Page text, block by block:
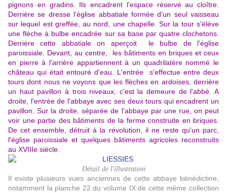
pignons en gradins. Ils encadrent l'espace réservé au cloître.
Derrière se dresse l'église abbatiale formée d'un seul vaisseau
sur lequel est greffée, au nord, une chapelle. Sur la tour s'élève
une flèche à bulbe encadrée sur sa base par quatre clochetons.
Derrière cette abbatiale on aperçoit le bulbe de l'église
paroissiale. Devant, au centre, les bâtiments en briques et ceux
en pierre à l'arrière appartiennent à un quadrilatère nommé le
château qui était entouré d'eau. L'entrée s'effectue entre deux
tours dont nous ne voyons que les flèches en ardoises, derrière
un haut pavillon à trois niveaux, c'est la demeure de l'abbé. A
droite, l'entrée de l'abbaye avec ses deux tours qui encadrent un
pavillon. Sur la droite, séparée de l'abbaye par une rue, on peut
voir une partie des bâtiments de la ferme construite en briques.
De cet ensemble, détruit à la révolution, il ne reste qu'un parc,
l'église paroissiale et quelques bâtiments agricoles reconstruits
au XVIIIe siècle.
Détail de l'illustration
Il existe plusieurs vues anciennes de cette abbaye bénédictine,
notamment la planche 22 du volume IX de cette même collection